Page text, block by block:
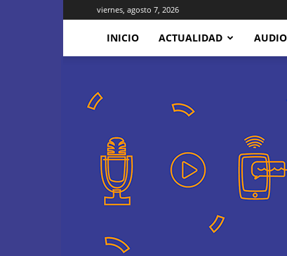
viernes, agosto 7, 2026
INICIO ACTUALIDAD